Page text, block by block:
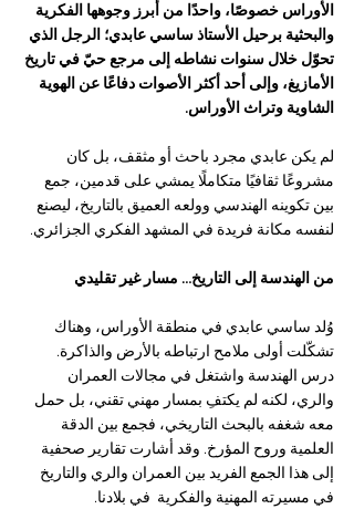
الأوراس خصوصًا، واحدًا من أبرز وجوهها الفكرية
والبحثية برحيل الأستاذ ساسي عابدي؛ الرجل الذي
تحوّل خلال سنوات نشاطه إلى مرجع حيّ في تاريخ
الأمازيغ، وإلى أحد أكثر الأصوات دفاعًا عن الهوية
الشاوية وتراث الأوراس.
لم يكن عابدي مجرد باحث أو مثقف، بل كان
مشروعًا ثقافيًا متكاملًا يمشي على قدمين، جمع
بين تكوينه الهندسي وولعه العميق بالتاريخ، ليصنع
لنفسه مكانة فريدة في المشهد الفكري الجزائري.
من الهندسة إلى التاريخ… مسار غير تقليدي
وُلد ساسي عابدي في منطقة الأوراس، وهناك
تشكّلت أولى ملامح ارتباطه بالأرض والذاكرة.
درس الهندسة واشتغل في مجالات العمران
والري، لكنه لم يكتفِ بمسار مهني تقني، بل حمل
معه شغفه بالبحث التاريخي، فجمع بين الدقة
العلمية وروح المؤرخ. وقد أشارت تقارير صحفية
إلى هذا الجمع الفريد بين العمران والري والتاريخ
في مسيرته المهنية والفكرية  في بلادنا.